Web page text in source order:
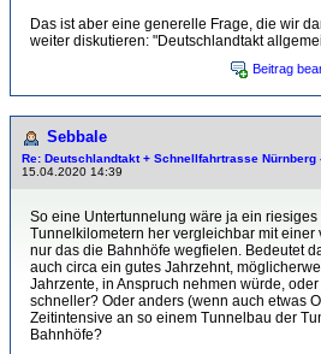
Das ist aber eine generelle Frage, die wir
weiter diskutieren: "Deutschlandtakt
Beitrag
Sebbale
Re: Deutschlandtakt + Schnellfahrtrasse Nürnberg
15.04.2020 14:39
So eine Untertunnelung wäre ja ein riesiges
Tunnelkilometern her vergleichbar mit
nur das die Bahnhöfe wegfielen. Bedeutet
auch circa ein gutes Jahrzehnt,
Jahrzente, in Anspruch nehmen würde,
schneller? Oder anders (wenn auch etwas
Zeitintensive an so einem Tunnelbau der
Bahnhöfe?